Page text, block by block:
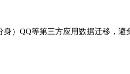
）QQ等第三方应用数据迁移，避